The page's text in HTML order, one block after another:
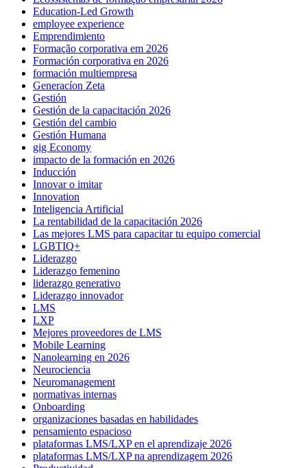
Education-Led Growth
employee experience
Emprendimiento
Formação corporativa em 2026
Formación corporativa en 2026
formación multiempresa
Generacíon Zeta
Gestión
Gestión de la capacitación 2026
Gestión del cambio
Gestión Humana
gig Economy
impacto de la formación en 2026
Inducción
Innovar o imitar
Innovation
Inteligencia Artificial
La rentabilidad de la capacitación 2026
Las mejores LMS para capacitar tu equipo comercial
LGBTIQ+
Liderazgo
Liderazgo femenino
liderazgo generativo
Liderazgo innovador
LMS
LXP
Mejores proveedores de LMS
Mobile Learning
Nanolearning en 2026
Neurociencia
Neuromanagement
normativas internas
Onboarding
organizaciones basadas en habilidades
pensamiento espacioso
plataformas LMS/LXP en el aprendizaje 2026
plataformas LMS/LXP na aprendizagem 2026